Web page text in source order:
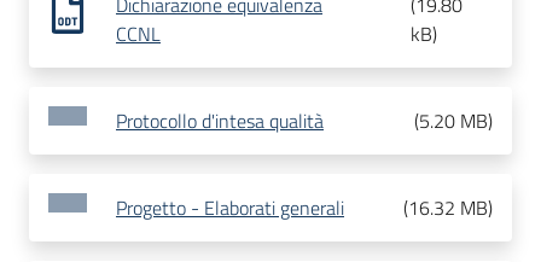
CCNL
kB)
Protocollo d'intesa qualità (5.20 MB)
Progetto - Elaborati generali (16.32 MB)